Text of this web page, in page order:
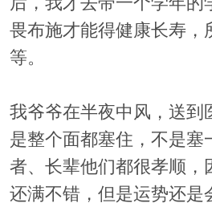
畏布施才能得健康长寿，
等。
我爷爷在半夜中风，送到
是整个面都塞住，不是塞
者、长辈他们都很孝顺，
还满不错，但是运势还是